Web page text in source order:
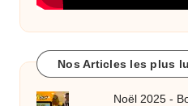
Nos Articles les plus
Noël 2025 -